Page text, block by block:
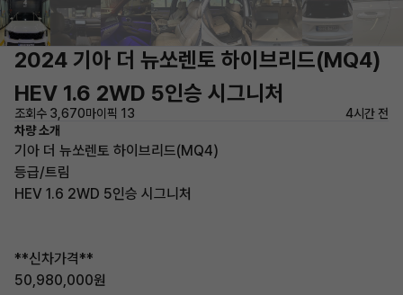
2024 기아 더 뉴쏘렌토 하이브리드(MQ4)
HEV 1.6 2WD 5인승 시그니처
조회수 3,670마이픽 13
4시간 전
차량 소개
기아 더 뉴쏘렌토 하이브리드(MQ4)
등급/트림
HEV 1.6 2WD 5인승 시그니처
**신차가격**
50,980,000원